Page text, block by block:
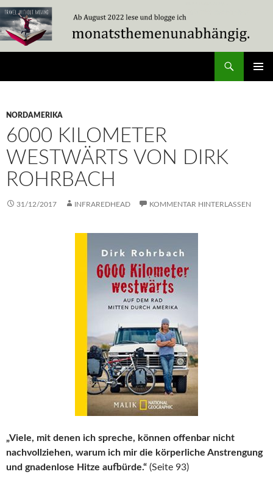
Zum
Inhalt
springen
NORDAMERIKA
6000 KILOMETER
WESTWÄRTS VON DIRK
ROHRBACH
31/12/2017 INFRAREDHEAD KOMMENTAR HINTERLASSEN
„Viele, mit denen ich spreche, können offenbar nicht
nachvollziehen, warum ich mir die körperliche Anstrengung
und gnadenlose Hitze aufbürde.“ (Seite 93)